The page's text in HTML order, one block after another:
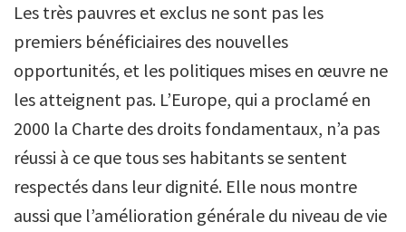
Les très pauvres et exclus ne sont pas les
premiers bénéficiaires des nouvelles
opportunités, et les politiques mises en œuvre ne
les atteignent pas. L’Europe, qui a proclamé en
2000 la Charte des droits fondamentaux, n’a pas
réussi à ce que tous ses habitants se sentent
respectés dans leur dignité. Elle nous montre
aussi que l’amélioration générale du niveau de vie